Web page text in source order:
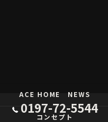
0197-72-5544
ACE HOME NEWS
コンセプト